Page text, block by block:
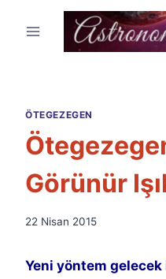
ÖTEGEZEGEN
Görünür
By
Özyar
22 Nisan 2015
Yeni yöntem